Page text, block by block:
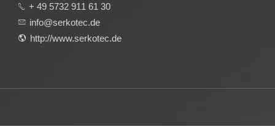
+ 49 5732 911 61 30
info@serkotec.de
http://www.serkotec.de